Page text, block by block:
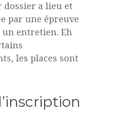
dossier a lieu et
par une épreuve
entretien. Eh
les places sont